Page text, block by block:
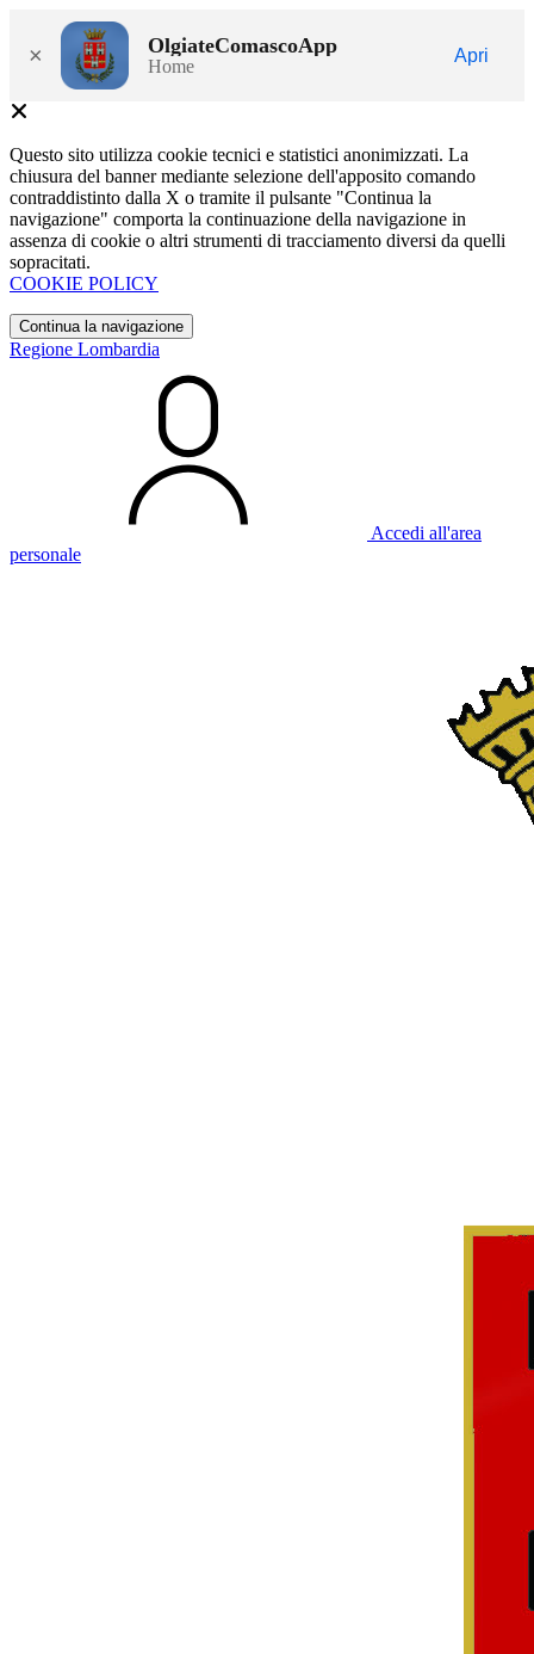
× OlgiateComascoApp
Home
Apri
Questo sito utilizza cookie tecnici e statistici anonimizzati. La
chiusura del banner mediante selezione dell'apposito comando
contraddistinto dalla X o tramite il pulsante "Continua la
navigazione" comporta la continuazione della navigazione in
assenza di cookie o altri strumenti di tracciamento diversi da quelli
sopracitati.
COOKIE POLICY
Continua la navigazione
Regione Lombardia
Accedi all'area
personale